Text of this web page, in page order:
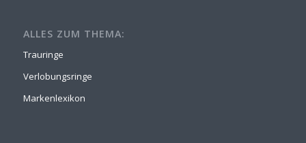
ALLES ZUM THEMA:
Trauringe
Verlobungsringe
Markenlexikon